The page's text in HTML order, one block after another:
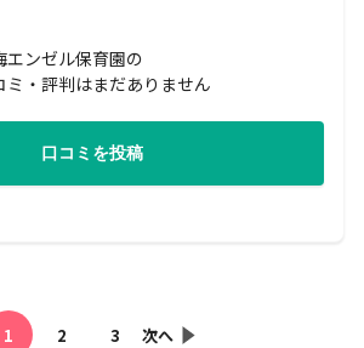
エンゼル保育園の
ミ・評判はまだありません
口コミを投稿
1 2 3 次へ